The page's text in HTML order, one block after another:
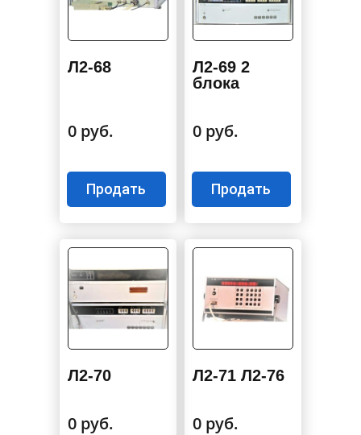
Л2-68
0 руб.
Продать
Л2-69 2
блока
0 руб.
Продать
Л2-70
0 руб.
Л2-71 Л2-76
0 руб.